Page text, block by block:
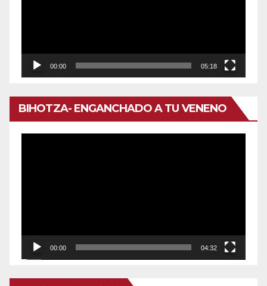
00:00 05:18
BIHOTZA- ENGANCHADO A TU VENENO
00:00 04:32